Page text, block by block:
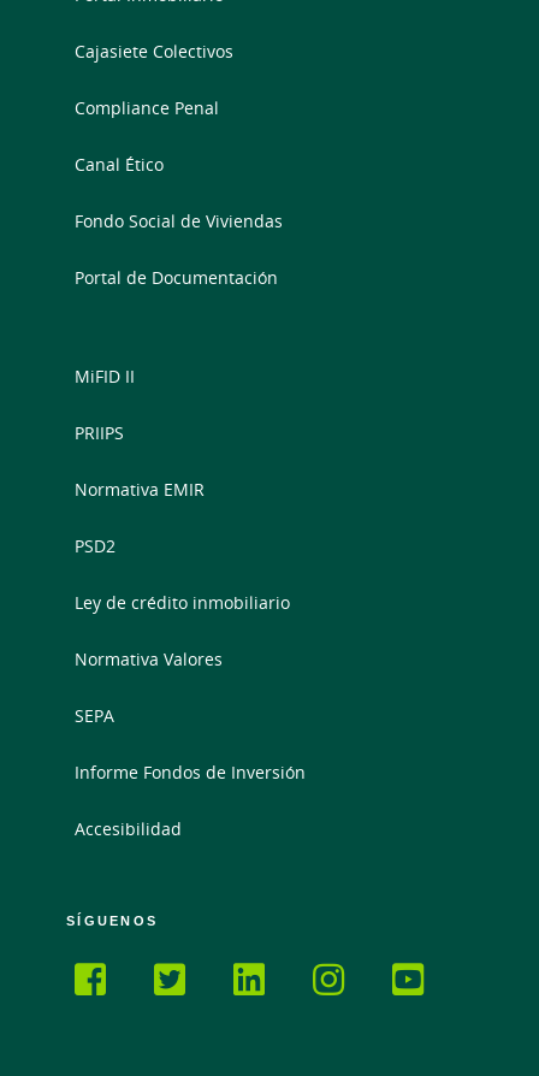
Cajasiete Colectivos
Compliance Penal
Canal Ético
Fondo Social de Viviendas
Portal de Documentación
MiFID II
PRIIPS
Normativa EMIR
PSD2
Ley de crédito inmobiliario
Normativa Valores
SEPA
Informe Fondos de Inversión
Accesibilidad
SÍGUENOS